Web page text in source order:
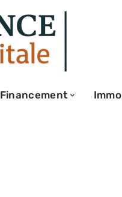
Financement Immo